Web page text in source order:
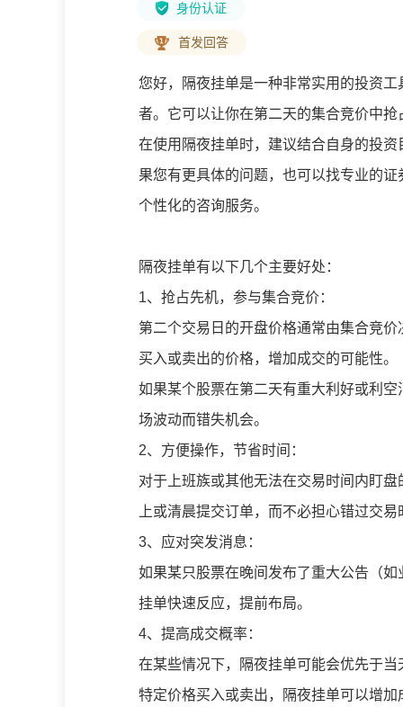
身份认证
首发回答
您好，
隔夜挂单是一种非常实用的投资
者。它可以让你在第二天的集合竞价中
在使用隔夜挂单时，建议结合自身的投
果您有更具体的问题，也可以找专业的
个性化的咨询服务。
隔夜挂单有以下几个主要好处：
1、抢占先机，参与集合竞价：
第二个交易日的开盘价格通常由集合竞
买入或卖出的价格，增加成交的可能性。
如果某个股票在第二天有重大利好或利
场波动而错失机会。
2、方便操作，节省时间：
对于上班族或其他无法在交易时间内盯
上或清晨提交订单，而不必担心错过交易
3、应对突发消息：
如果某只股票在晚间发布了重大公告（
挂单快速反应，提前布局。
4、提高成交概率：
在某些情况下，隔夜挂单可能会优先于
特定价格买入或卖出，隔夜挂单可以增加